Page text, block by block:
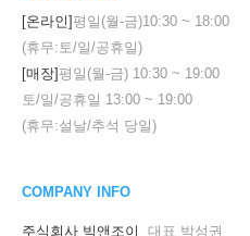
[온라인]평일(월-금)10:30 ~ 18:00
(휴무:토/일/공휴일)
[매장]평일(월-금) 10:30 ~ 19:00
토/일/공휴일 13:00 ~ 19:00
(휴무:설날/추석 당일)
COMPANY INFO
주식회사 빅앤조이 대표 박성권